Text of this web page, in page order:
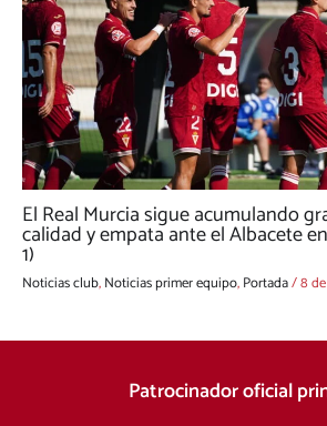
El Real Murcia sigue acumulando
calidad y empata ante el Albacete
1)
Noticias club,Noticias primer equipo,Portada/8
Patrocinador oficial